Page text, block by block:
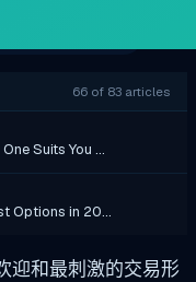
66 of 83 articles
Suits You …
Options in 20…
迎和最刺激的交易形